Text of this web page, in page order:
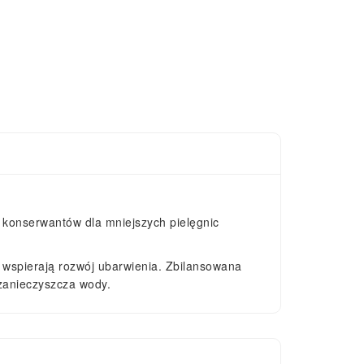
dla mniejszych pielęgnic
rozwój ubarwienia. Zbilansowana
wody.